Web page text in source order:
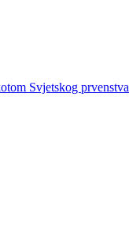
Svjetskog prvenstva